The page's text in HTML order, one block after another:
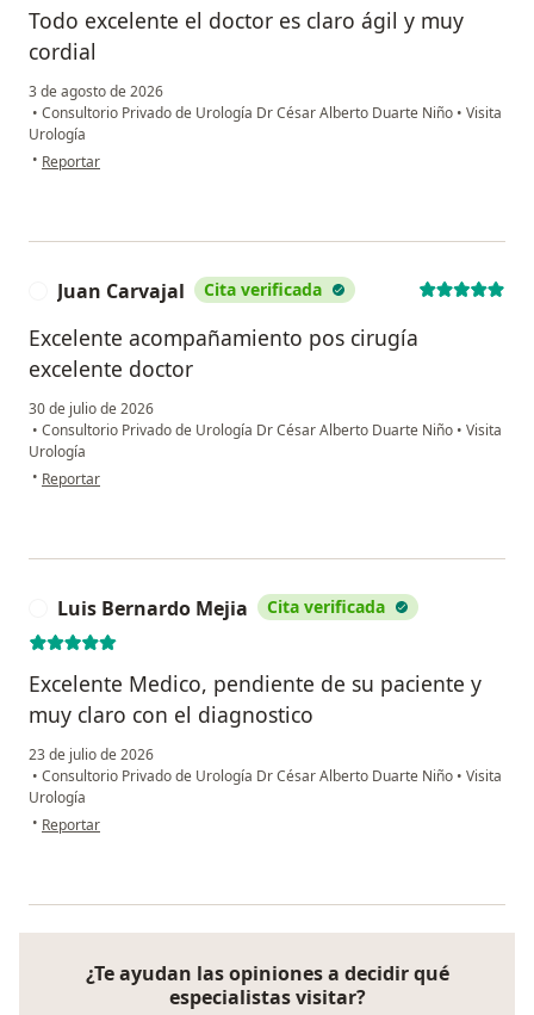
Todo excelente el doctor es claro ágil y muy
cordial
3 de agosto de 2026
• Consultorio Privado de Urología Dr César Alberto Duarte Niño • Visita
Urología
• en opinión del usuario Javier
Reportar
Juan Carvajal Cita verificada
Excelente acompañamiento pos cirugía
excelente doctor
30 de julio de 2026
• Consultorio Privado de Urología Dr César Alberto Duarte Niño • Visita
Urología
• en opinión del usuario Juan Carvajal
Reportar
Luis Bernardo Mejia Cita verificada
Excelente Medico, pendiente de su paciente y
muy claro con el diagnostico
23 de julio de 2026
• Consultorio Privado de Urología Dr César Alberto Duarte Niño • Visita
Urología
• en opinión del usuario Luis Bernardo Mejia
Reportar
¿Te ayudan las opiniones a decidir qué
especialistas visitar?